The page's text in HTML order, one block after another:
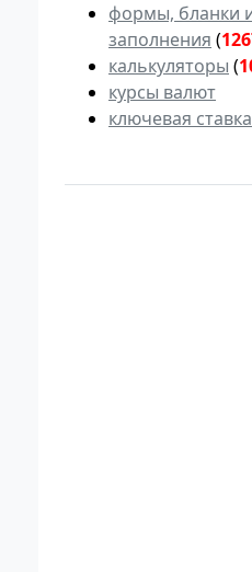
формы, бланки
заполнения (
калькуляторы (
курсы валют
ключевая ставка